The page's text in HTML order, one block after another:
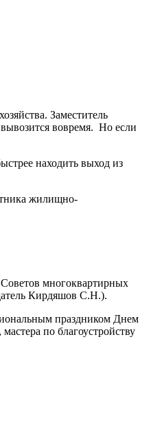
Заместитель
вовремя. Но если
находить выход из
жилищно-
многоквартирных
Кирдяшов С.Н.).
праздником Днем
по благоустройству